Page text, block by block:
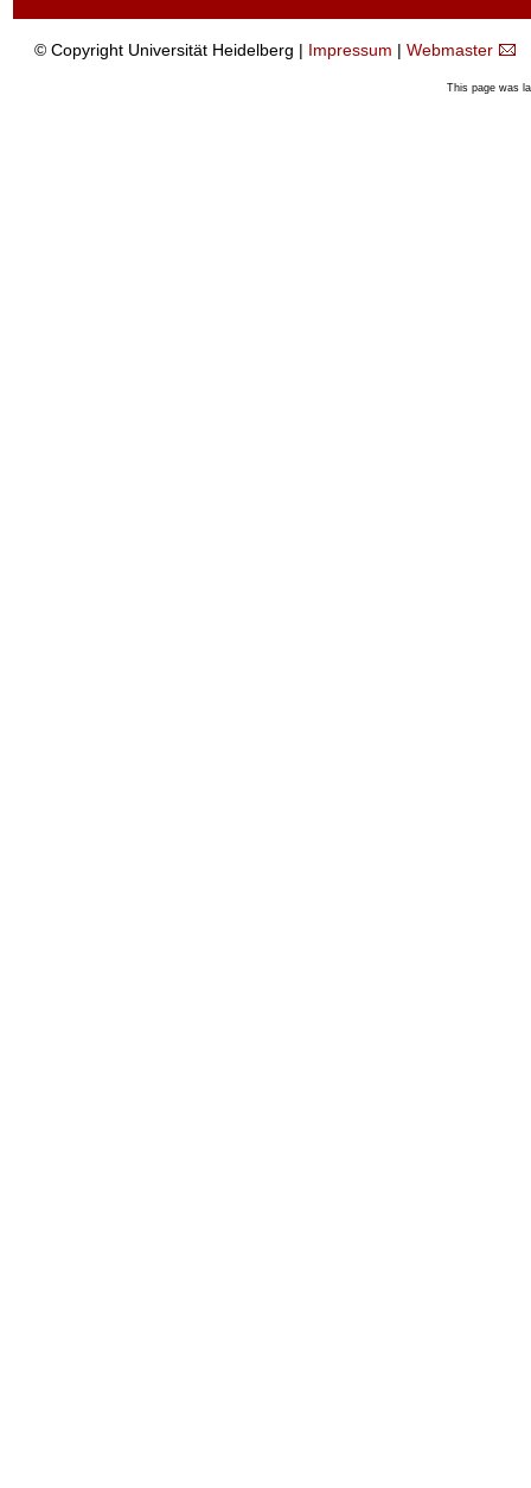
© Copyright Universität Heidelberg | Impressum | Webmaster
This page was